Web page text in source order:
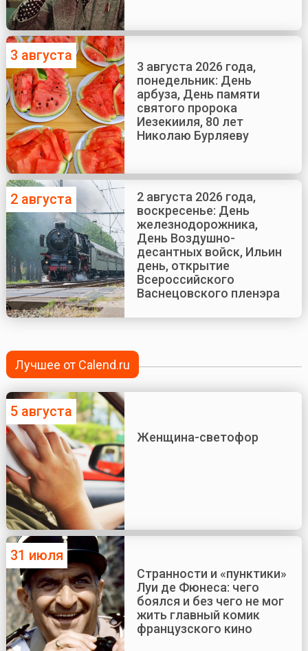
3 августа
3 августа 2026 года,
понедельник: День
арбуза, День памяти
святого пророка
Иезекииля, 80 лет
Николаю Бурляеву
2 августа
2 августа 2026 года,
воскресенье: День
железнодорожника,
День Воздушно-
десантных войск, Ильин
день, открытие
Всероссийского
Васнецовского пленэра
Лучшее от Calend.ru
5 августа
Женщина-светофор
31 июля
Странности и «пунктики»
Луи де Фюнеса: чего
боялся и без чего не мог
жить главный комик
французского кино